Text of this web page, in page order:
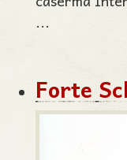
...
Forte